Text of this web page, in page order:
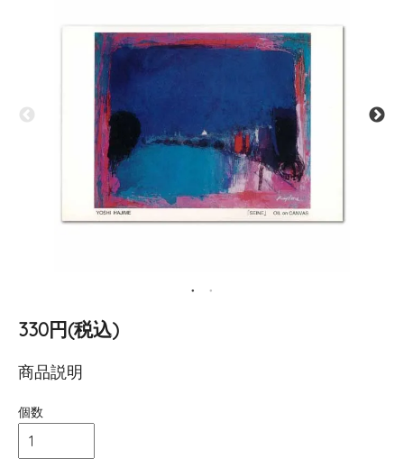
330円(税込)
商品説明
個数